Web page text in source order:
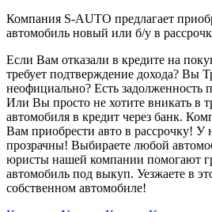
Компания S-AUTO предлагает
автомобиль новый или б/у в
Если Вам отказали в кредите на
требует подтверждение дохода? Вы
неофициально? Есть задолженность
Или Вы просто не хотите вникать в
автомобиля в кредит через банк.
Вам приобрести авто в рассрочку! У
прозрачны! Выбираете любой
юристы нашей компании помогают
автомобиль под выкуп. Уезжаете в
собственном автомобиле!